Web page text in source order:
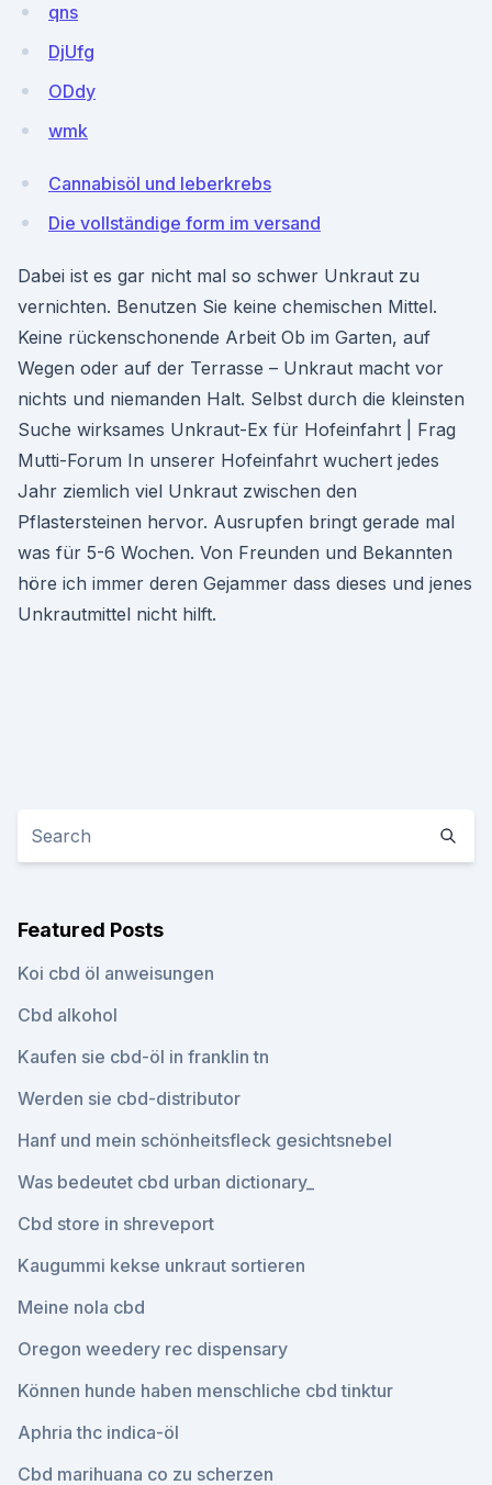
qns
DjUfg
ODdy
wmk
Cannabisöl und leberkrebs
Die vollständige form im versand
Dabei ist es gar nicht mal so schwer Unkraut zu
vernichten. Benutzen Sie keine chemischen Mittel.
Keine rückenschonende Arbeit Ob im Garten, auf
Wegen oder auf der Terrasse – Unkraut macht vor
nichts und niemanden Halt. Selbst durch die kleinsten
Suche wirksames Unkraut-Ex für Hofeinfahrt | Frag
Mutti-Forum In unserer Hofeinfahrt wuchert jedes
Jahr ziemlich viel Unkraut zwischen den
Pflastersteinen hervor. Ausrupfen bringt gerade mal
was für 5-6 Wochen. Von Freunden und Bekannten
höre ich immer deren Gejammer dass dieses und jenes
Unkrautmittel nicht hilft.
Featured Posts
Koi cbd öl anweisungen
Cbd alkohol
Kaufen sie cbd-öl in franklin tn
Werden sie cbd-distributor
Hanf und mein schönheitsfleck gesichtsnebel
Was bedeutet cbd urban dictionary_
Cbd store in shreveport
Kaugummi kekse unkraut sortieren
Meine nola cbd
Oregon weedery rec dispensary
Können hunde haben menschliche cbd tinktur
Aphria thc indica-öl
Cbd marihuana co zu scherzen